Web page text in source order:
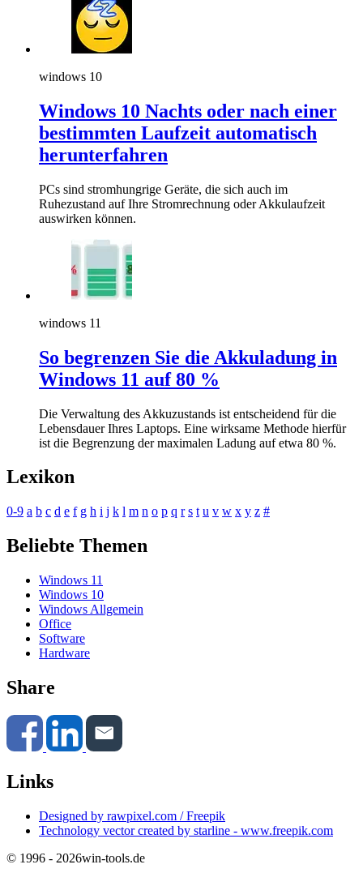
windows 10
Windows 10 Nachts oder nach einer
bestimmten Laufzeit automatisch
herunterfahren
PCs sind stromhungrige Geräte, die sich auch im
Ruhezustand auf Ihre Stromrechnung oder Akkulaufzeit
auswirken können.
windows 11
So begrenzen Sie die Akkuladung in
Windows 11 auf 80 %
Die Verwaltung des Akkuzustands ist entscheidend für die
Lebensdauer Ihres Laptops. Eine wirksame Methode hierfür
ist die Begrenzung der maximalen Ladung auf etwa 80 %.
Lexikon
0-9 a b c d e f g h i j k l m n o p q r s t u v w x y z #
Beliebte Themen
Windows 11
Windows 10
Windows Allgemein
Office
Software
Hardware
Share
Links
Designed by rawpixel.com / Freepik
Technology vector created by starline - www.freepik.com
© 1996 - 2026win-tools.de